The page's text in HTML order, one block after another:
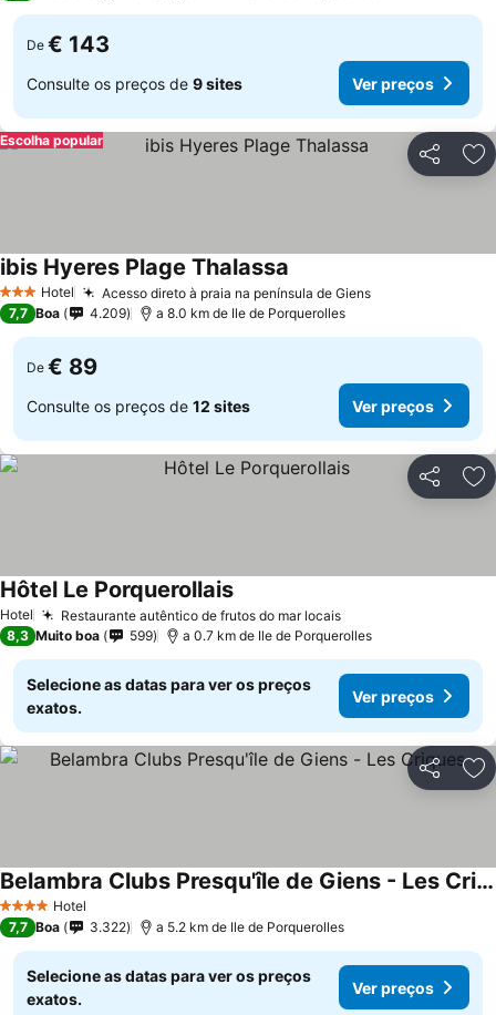
De € 143
Consulte os preços de 9 sites Ver preços
Partilhar
Escolha popular
3 EstrelasHotel Acesso direto à praia na península de Giens
ibis Hyeres Plage Thalassa
7,7 Boa 4.209 a 8.0 km de Ile de Porquerolles
De € 89
Consulte os preços de 12 sites Ver preços
Partilhar
Hotel Restaurante autêntico de frutos do mar locais
Hôtel Le Porquerollais
8,3 Muito boa 599 a 0.7 km de Ile de Porquerolles
Selecione as datas para ver os preços
exatos.
Ver preços
Partilhar
4 EstrelasHotel
Belambra Clubs Presqu'île de Giens - Les Criques
7,7 Boa 3.322 a 5.2 km de Ile de Porquerolles
Selecione as datas para ver os preços
exatos.
Ver preços